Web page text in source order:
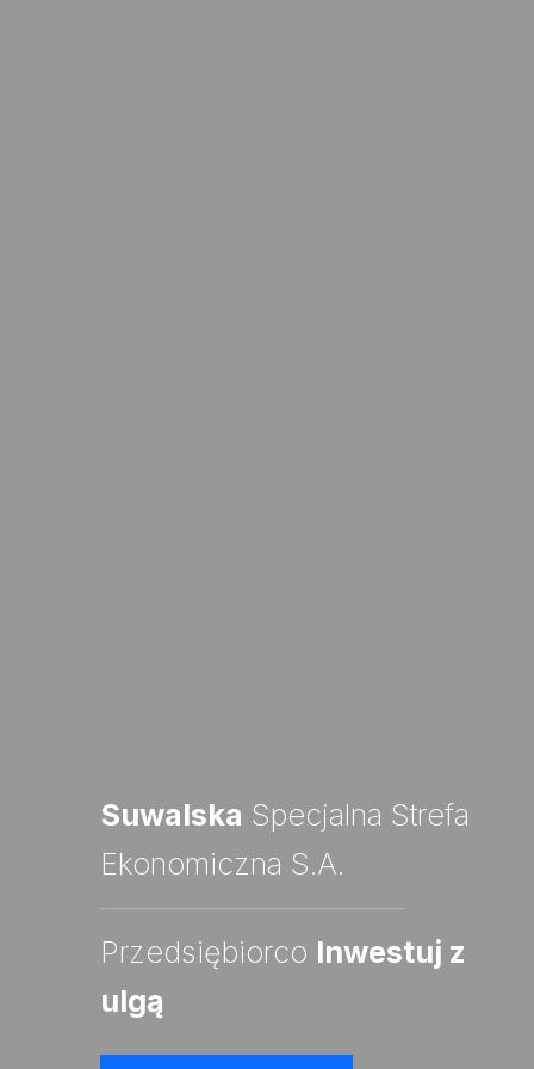
Suwalska Specjalna Strefa
Ekonomiczna S.A.
Przedsiębiorco Inwestuj z
ulgą